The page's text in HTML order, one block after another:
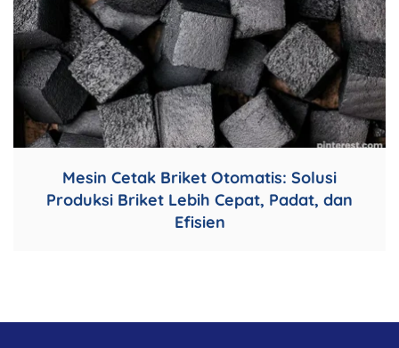
Mesin Cetak Briket Otomatis: Solusi
Produksi Briket Lebih Cepat, Padat, dan
Efisien